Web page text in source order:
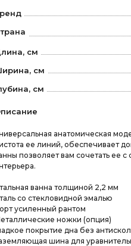
см
см
см
анатомическая
ее линий, обеспечивает
позволяет вам сочетать ее
ванна толщиной 2,2 мм
со стекловидной эмалью
усиленный рантом
ножки (опция)
покрытие дна без
шина для